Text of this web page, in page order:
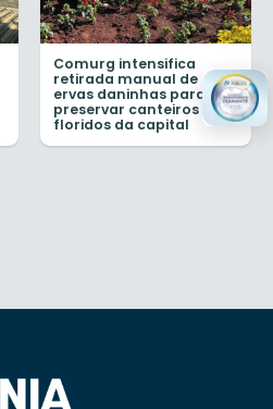
Comurg intensifica
retirada manual de
ervas daninhas para
preservar canteiros de
floridos da capital